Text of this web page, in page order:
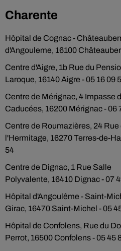
Charente
Hôpital de Cognac -
d'Angouleme, 16100
Centre d'Aigre, 1b Rue du
Laroque, 16140 Aigre - 05 16 09
Centre de Mérignac, 4 Impasse
Caducées, 16200 Mérignac - 06
Centre de Roumazières, 24 Rue
l'Hermitage, 16270 Terres-de-
54
Centre de Dignac, 1 Rue Salle
Polyvalente, 16410 Dignac - 07
Hôpital d'Angoulême - Saint-
Girac, 16470 Saint-Michel - 05
Hôpital de Confolens, Rue du
Perrot, 16500 Confolens - 05 45